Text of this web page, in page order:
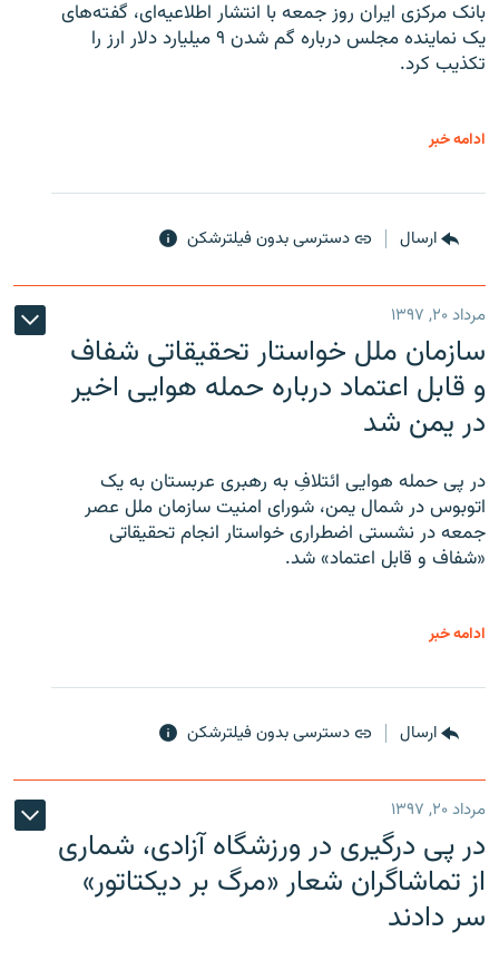
بانک مرکزی ایران روز جمعه با انتشار اطلاعیه‌ای، گفته‌های
یک نماینده مجلس درباره گم شدن ۹ میلیارد دلار ارز را
تکذیب کرد.
ادامه خبر
ارسال دسترسی بدون فیلترشکن
مرداد ۲۰, ۱۳۹۷
سازمان ملل خواستار تحقیقاتی شفاف
و قابل اعتماد درباره حمله هوایی اخیر
در یمن شد
در پی حمله هوایی ائتلافِ به رهبری عربستان به یک
اتوبوس در شمال یمن، شورای امنیت سازمان ملل عصر
جمعه در نشستی اضطراری خواستار انجام تحقیقاتی
«شفاف و قابل اعتماد» شد.
ادامه خبر
ارسال دسترسی بدون فیلترشکن
مرداد ۲۰, ۱۳۹۷
در پی درگیری در ورزشگاه آزادی، شماری
از تماشاگران شعار «مرگ بر دیکتاتور»
سر دادند